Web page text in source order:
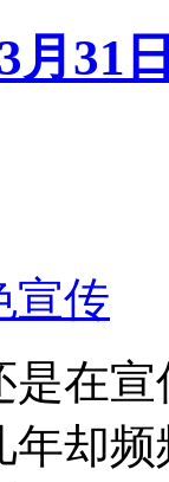
月31
宣传
是在
却